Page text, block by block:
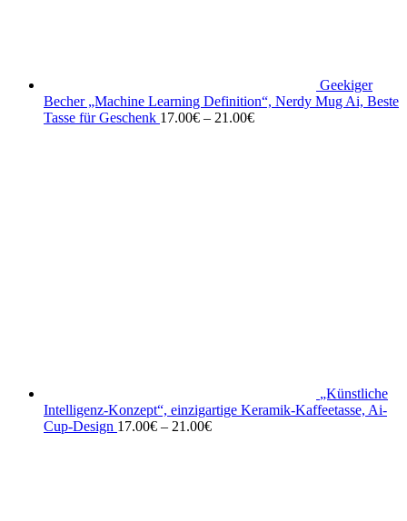
Geekiger
Becher „Machine Learning Definition“, Nerdy Mug Ai, Beste
Tasse für Geschenk 17.00€ – 21.00€
„Künstliche
Intelligenz-Konzept“, einzigartige Keramik-Kaffeetasse, Ai-
Cup-Design 17.00€ – 21.00€